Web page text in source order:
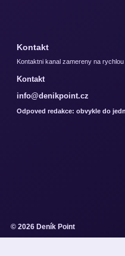
Kontakt
Kontaktni kanal zamereny na
Kontakt
info@denikpoint.cz
Odpoved redakce: obvykle do
© 2026 Deník Point